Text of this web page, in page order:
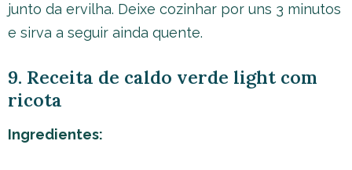
junto da ervilha. Deixe cozinhar por uns 3 minutos
e sirva a seguir ainda quente.
9. Receita de caldo verde light com
ricota
Ingredientes: